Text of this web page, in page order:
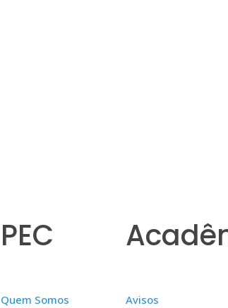
PEC
Quem Somos Avisos